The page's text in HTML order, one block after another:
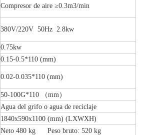
Compresor de aire ≥0.3m3/min
380V/220V 50Hz 2.8kw
0.75kw
0.15-0.5*110 (mm)
0.02-0.035*110 (mm)
50-100G*110 （mm）
Agua del grifo o agua de reciclaje
1840x590x1100 (mm) (LXWXH)
Neto 480 kg Peso bruto: 520 kg